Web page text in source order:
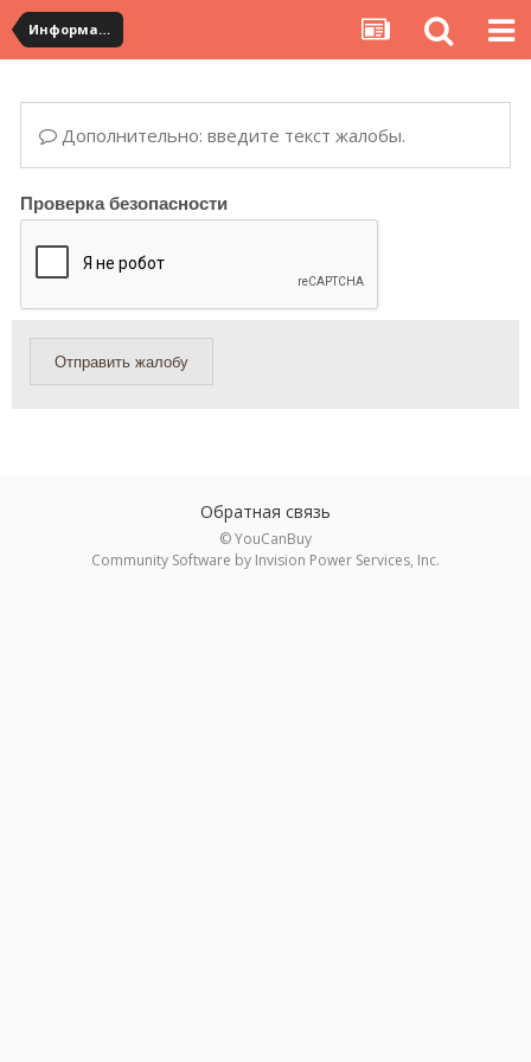
Информация по полученным посылкам
Дополнительно: введите текст жалобы.
Проверка безопасности
Отправить жалобу
Обратная связь
© YouCanBuy
Community Software by Invision Power Services, Inc.